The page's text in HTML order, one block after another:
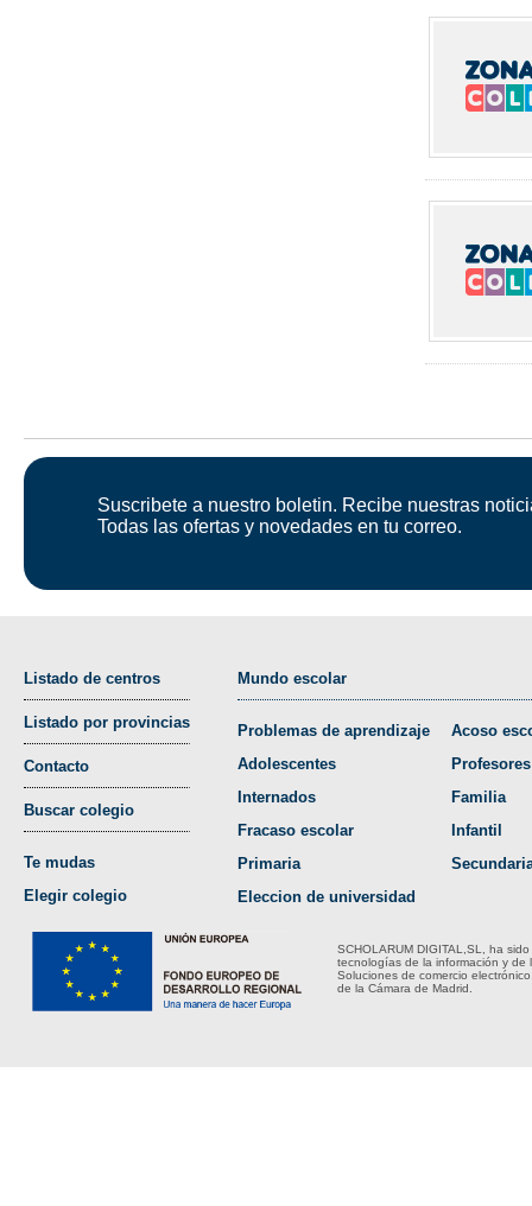
Suscribete a nuestro boletin. Recibe nuestras
Todas las ofertas y novedades en tu correo.
Listado de centros
Listado por provincias
Contacto
Buscar colegio
Te mudas
Elegir colegio
Mundo escolar
Problemas de aprendizaje
Adolescentes
Internados
Fracaso escolar
Primaria
Eleccion de universidad
Acoso
Profesores
Familia
Infantil
SCHOLARUM DIGITAL,SL, ha
tecnologías de la información y de
Soluciones de comercio
de la Cámara de Madrid.